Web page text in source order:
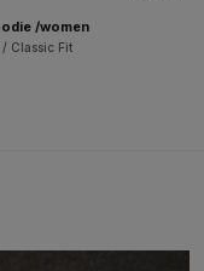
/women
Classic Fit